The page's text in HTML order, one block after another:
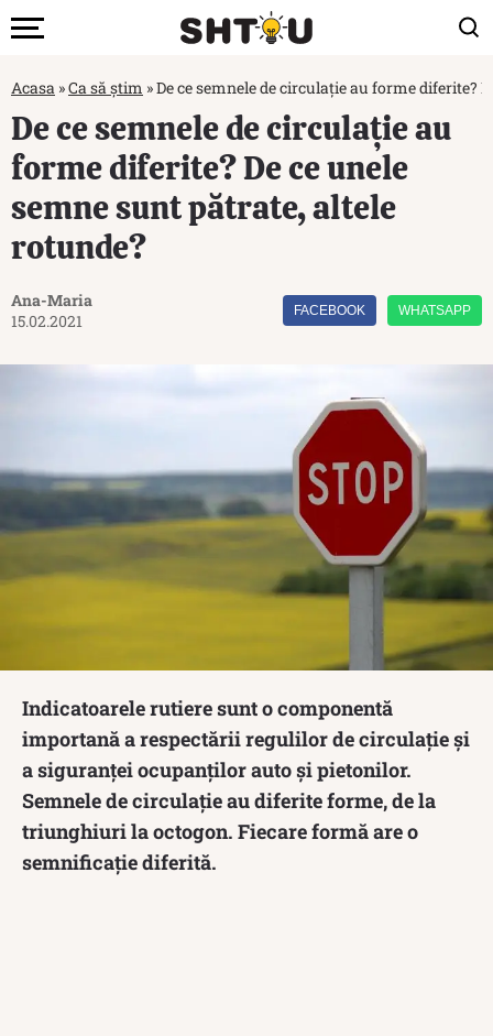
Acasa »Ca să știm »De ce semnele de circulație au forme diferite?
De ce semnele de circulație au
forme diferite? De ce unele
semne sunt pătrate, altele
rotunde?
Ana-Maria
15.02.2021
FACEBOOK WHATSAPP
Indicatoarele rutiere sunt o componentă
importană a respectării regulilor de circulație și
a siguranței ocupanților auto și pietonilor.
Semnele de circulație au diferite forme, de la
triunghiuri la octogon. Fiecare formă are o
semnificație diferită.